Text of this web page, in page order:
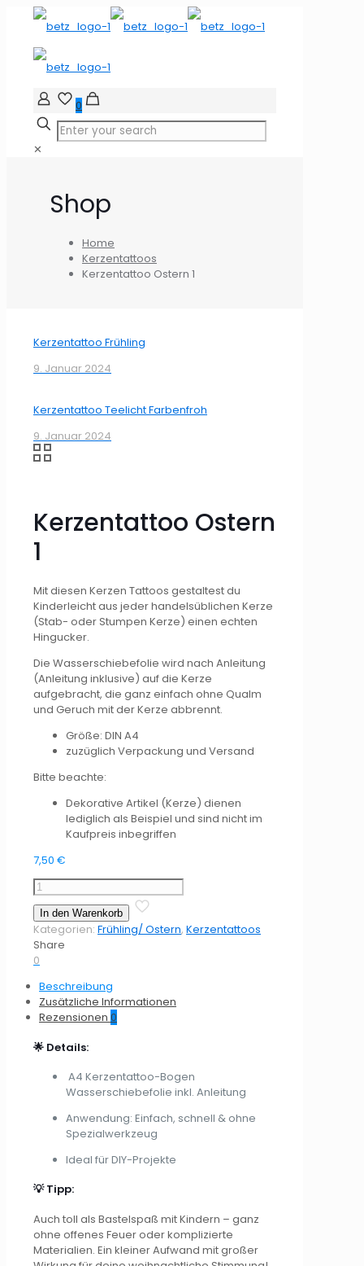
0
✕
Shop
Home
Kerzentattoos
Kerzentattoo Ostern 1
Kerzentattoo Frühling
9. Januar 2024
Kerzentattoo Teelicht Farbenfroh
9. Januar 2024
Kerzentattoo Ostern
1
Mit diesen Kerzen Tattoos gestaltest du
Kinderleicht aus jeder handelsüblichen Kerze
(Stab- oder Stumpen Kerze) einen echten
Hingucker.
Die Wasserschiebefolie wird nach Anleitung
(Anleitung inklusive) auf die Kerze
aufgebracht, die ganz einfach ohne Qualm
und Geruch mit der Kerze abbrennt.
Größe: DIN A4
zuzüglich Verpackung und Versand
Bitte beachte:
Dekorative Artikel (Kerze) dienen
lediglich als Beispiel und sind nicht im
Kaufpreis inbegriffen
7,50 €
Kerzentattoo
Ostern
1
Menge
In den Warenkorb
Kategorien: Frühling/ Ostern, Kerzentattoos
Share
0
Beschreibung
Zusätzliche Informationen
Rezensionen 0
🌟 Details:
A4 Kerzentattoo-Bogen
Wasserschiebefolie inkl. Anleitung
Anwendung: Einfach, schnell & ohne
Spezialwerkzeug
Ideal für DIY-Projekte
💡 Tipp:
Auch toll als Bastelspaß mit Kindern – ganz
ohne offenes Feuer oder komplizierte
Materialien. Ein kleiner Aufwand mit großer